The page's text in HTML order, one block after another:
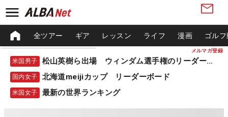
メルマガ登録
全ツアー ギア レッスン ライフ 漫画 ゴル
米国男子 松山英樹ら出場 ウィンダム選手権のリーダーボード
国内女子 北海道meijiカップ リーダーボード
米国女子 最新の世界ランキング